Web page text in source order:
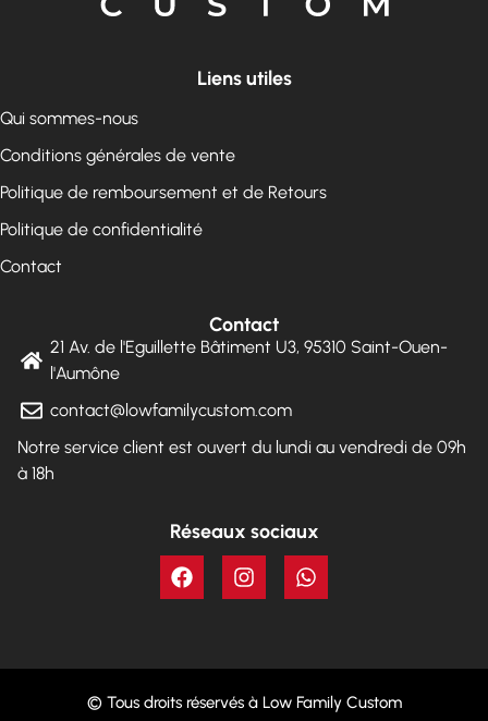
Liens utiles
Qui sommes-nous
Conditions générales de vente
Politique de remboursement et de Retours
Politique de confidentialité
Contact
Contact
21 Av. de l'Eguillette Bâtiment U3, 95310 Saint-Ouen-
l'Aumône
contact@lowfamilycustom.com
Notre service client est ouvert du lundi au vendredi de 09h
à 18h
Réseaux sociaux
© Tous droits réservés à Low Family Custom